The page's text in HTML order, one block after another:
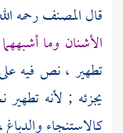
قالالمصنفرحمه
الأشنان وما أشبههما
تطهير ، نص فيه
يجزئه ; لأنه
كالاستنجاء